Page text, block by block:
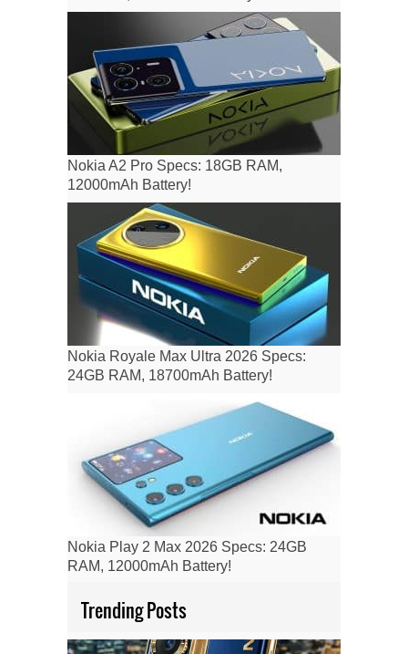
Nokia A2 Pro Specs: 18GB RAM,
12000mAh Battery!
Nokia Royale Max Ultra 2026 Specs:
24GB RAM, 18700mAh Battery!
Nokia Play 2 Max 2026 Specs: 24GB
RAM, 12000mAh Battery!
Trending Posts